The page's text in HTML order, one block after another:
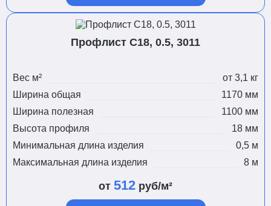
Профлист С18, 0.5, 3011
Вес м²
от 3,1 кг
Ширина общая
1170 мм
Ширина полезная
1100 мм
Высота профиля
18 мм
Минимальная длина изделия
0,5 м
Максимальная длина изделия
8 м
от 512 руб/м²